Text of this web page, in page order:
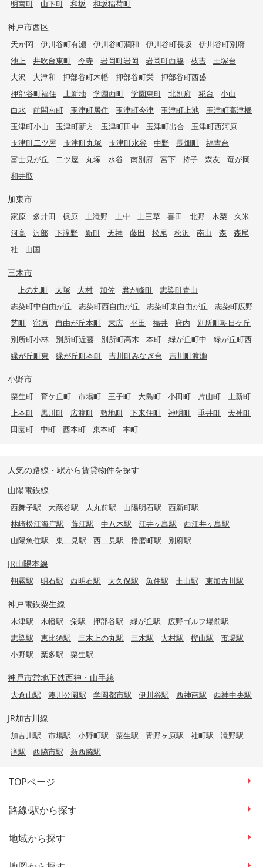
明南町
山下町 和坂 和坂稲荷町
神戸市西区
天が岡 伊川谷町有瀬 伊川谷町潤和 伊川谷町長坂
伊川谷町別府
池上
井吹台東町 今寺 岩岡町岩岡 岩岡町西脇 枝吉
王塚台
大沢
大津和 押部谷町木幡 押部谷町栄
押部谷町西盛
押部谷町福住
上新地 学園西町 学園東町 北別府 糀台
小山
白水
前開南町 玉津町居住 玉津町今津 玉津町上池
玉津町高津橋
玉津町小山
玉津町新方 玉津町田中 玉津町出合
玉津町西河原
玉津町二ツ屋
玉津町丸塚 玉津町水谷 中野 長畑町
福吉台
富士見が丘
二ツ屋 丸塚 水谷 南別府 宮下 持子 森友
竜が岡
和井取
加東市
家原 多井田 梶原 上滝野 上中 上三草 喜田 北野 木梨
久米
河高
沢部 下滝野 新町 天神 藤田 松尾 松沢 南山 森
森尾
社
山国
三木市
上の丸町 大塚 大村 加佐 君が峰町
志染町青山
志染町中自由が丘
志染町西自由が丘 志染町東自由が丘
志染町広野
芝町
宿原 自由が丘本町 末広 平田 福井 府内
別所町朝日ケ丘
別所町小林
別所町近藤 別所町高木 本町 緑が丘町中
緑が丘町西
緑が丘町東
緑が丘町本町 吉川町みなぎ台 吉川町渡瀬
小野市
粟生町 育ケ丘町 市場町 王子町 大島町 小田町 片山町
上新町
上本町
黒川町 広渡町 敷地町 下来住町 神明町 垂井町
天神町
田園町
中町 西本町 東本町 本町
人気の路線・駅から賃貸物件を探す
山陽電鉄線
西舞子駅 大蔵谷駅 人丸前駅 山陽明石駅
西新町駅
林崎松江海岸駅
藤江駅 中八木駅 江井ヶ島駅
西江井ヶ島駅
山陽魚住駅
東二見駅 西二見駅 播磨町駅 別府駅
JR山陽本線
朝霧駅 明石駅 西明石駅 大久保駅 魚住駅 土山駅 東加古川駅
神戸電鉄粟生線
木津駅 木幡駅 栄駅 押部谷駅 緑が丘駅
広野ゴルフ場前駅
志染駅
恵比須駅 三木上の丸駅 三木駅 大村駅 樫山駅
市場駅
小野駅
葉多駅 粟生駅
神戸市営地下鉄西神・山手線
大倉山駅 湊川公園駅 学園都市駅 伊川谷駅 西神南駅 西神中央駅
JR加古川線
加古川駅 市場駅 小野町駅 粟生駅 青野ヶ原駅 社町駅
滝野駅
滝駅
西脇市駅 新西脇駅
TOPページ
路線·駅から探す
地域から探す